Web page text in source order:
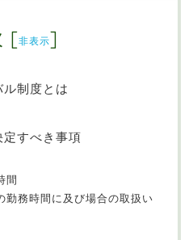
[非表示]
制度とは
すべき事項
間
勤務時間に及び場合の取扱い